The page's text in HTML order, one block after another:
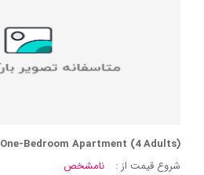
One-Bedroom Apartment (4 Adults)
شروع قیمت از :
نامشخص